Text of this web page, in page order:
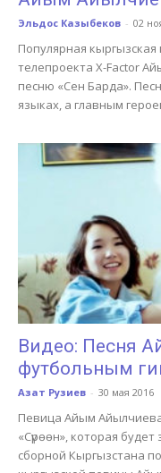
Эльдос Казыбеков - 02
Популярная
телепроекта X-Factor
песню «Сен Барда».
языках, а главным
Видео: Песня
футбольным
Азат Рузиев - 30 мая 2016
Певица Айым
«Сүрөөн», которая
сборной Кыргызстана